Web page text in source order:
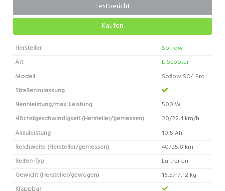
Testbericht
Kaufen
Hersteller
SoFlow
Art
E-Scooter
Modell
Soflow SO4 Pro
Straßenzulassung
Nennleistung/max. Leistung
500 W
Höchstgeschwindigkeit (Hersteller/gemessen)
20/22,4 km/h
Akkuleistung
10,5 Ah
Reichweite (Hersteller/gemessen)
40/25,8 km
Reifen-Typ
Luftreifen
Gewicht (Hersteller/gewogen)
16,5/17,12 kg